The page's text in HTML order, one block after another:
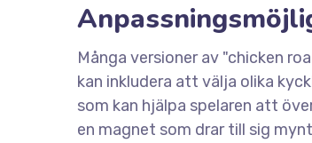
Många versioner av "chicken
kan inkludera att välja olika
som kan hjälpa spelaren att
en magnet som drar till sig